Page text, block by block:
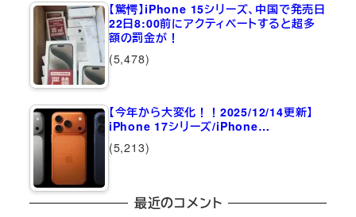
【驚愕】iPhone 15シリーズ、中国で発売日
22日8:00前にアクティベートすると超多
額の罰金が！
(5,478)
【今年から大変化！！2025/12/14更新】
iPhone 17シリーズ/iPhone…
(5,213)
最近のコメント